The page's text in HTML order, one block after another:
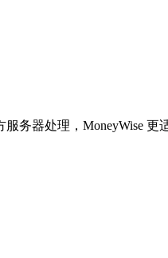
务器处理，MoneyWise 更